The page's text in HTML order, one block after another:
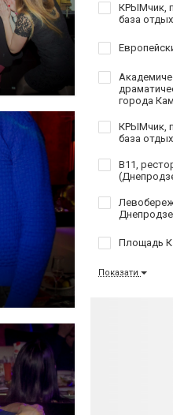
КРЫМчик,
база
города
КРЫМчик,
база
B11,
Площадь
Показати